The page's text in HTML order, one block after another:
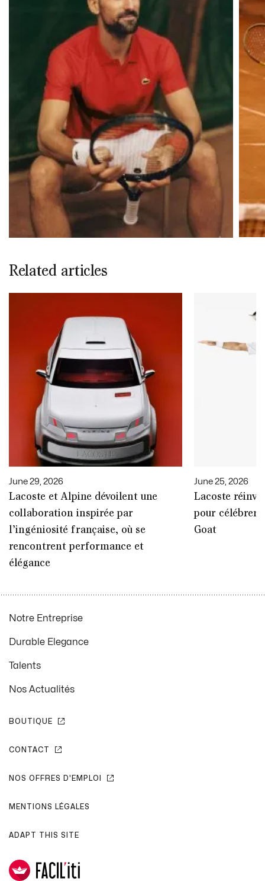
Related articles
June 29, 2026
Lacoste et Alpine dévoilent une
collaboration inspirée par
l’ingéniosité française, où se
rencontrent performance et
élégance
June 25, 2026
Lacoste
pour célébrer
Goat
Notre Entreprise
Durable Elegance
Talents
Nos Actualités
BOUTIQUE
CONTACT
NOS OFFRES D'EMPLOI
MENTIONS LÉGALES
ADAPT THIS SITE